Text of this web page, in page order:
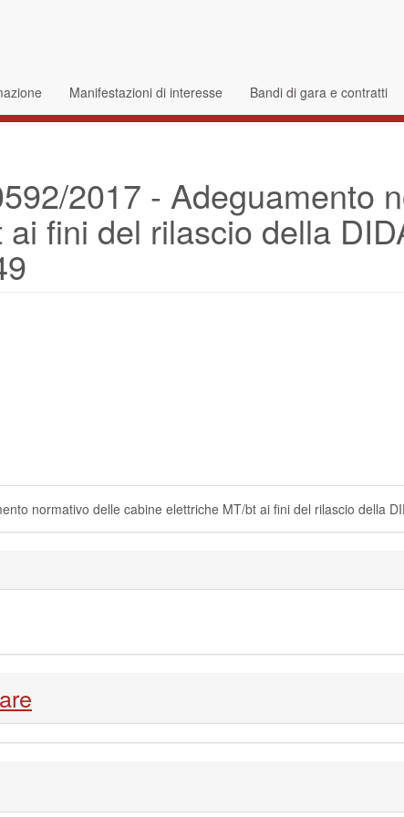
Manifestazioni di interesse Bandi di gara e contratti
2017 - Adeguamento
fini del rilascio della
normativo delle cabine elettriche MT/bt ai fini del rilascio della